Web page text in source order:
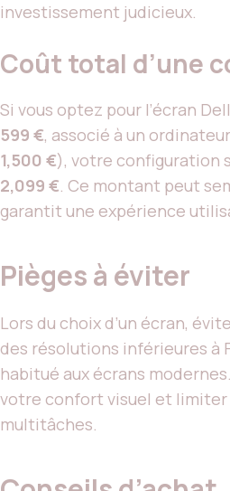
investissement judicieux.
Coût total d’une
Si vous optez pour l’écran
599 €, associé à un
1,500 €), votre configuration
2,099 €. Ce montant peut
garantit une expérience
Pièges à éviter
Lors du choix d’un écran,
des résolutions inférieures à
habitué aux écrans
votre confort visuel et limiter
multitâches.